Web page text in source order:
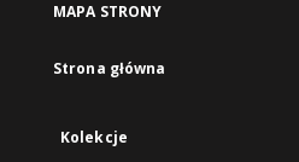
MAPA STRONY
Strona główna
Kolekcje